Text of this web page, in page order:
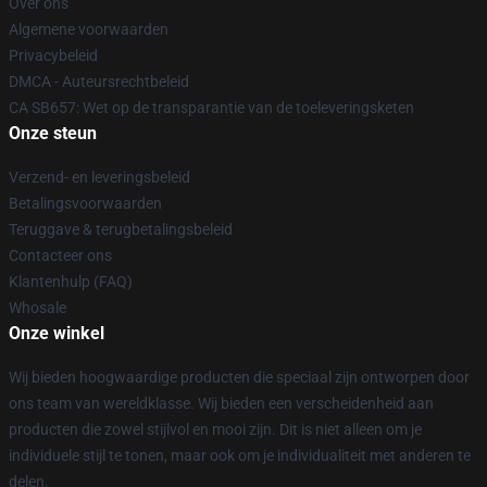
Algemene voorwaarden
Privacybeleid
DMCA - Auteursrechtbeleid
CA SB657: Wet op de transparantie van de toeleveringsketen
Onze steun
Verzend- en leveringsbeleid
Betalingsvoorwaarden
Teruggave & terugbetalingsbeleid
Contacteer ons
Klantenhulp (FAQ)
Whosale
Onze winkel
Wij bieden hoogwaardige producten die speciaal zijn ontworpen door
ons team van wereldklasse. Wij bieden een verscheidenheid aan
producten die zowel stijlvol en mooi zijn. Dit is niet alleen om je
individuele stijl te tonen, maar ook om je individualiteit met anderen te
delen.